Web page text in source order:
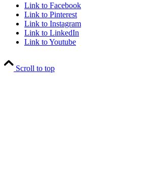
Link to Facebook
Link to Pinterest
Link to Instagram
Link to LinkedIn
Link to Youtube
Scroll to top